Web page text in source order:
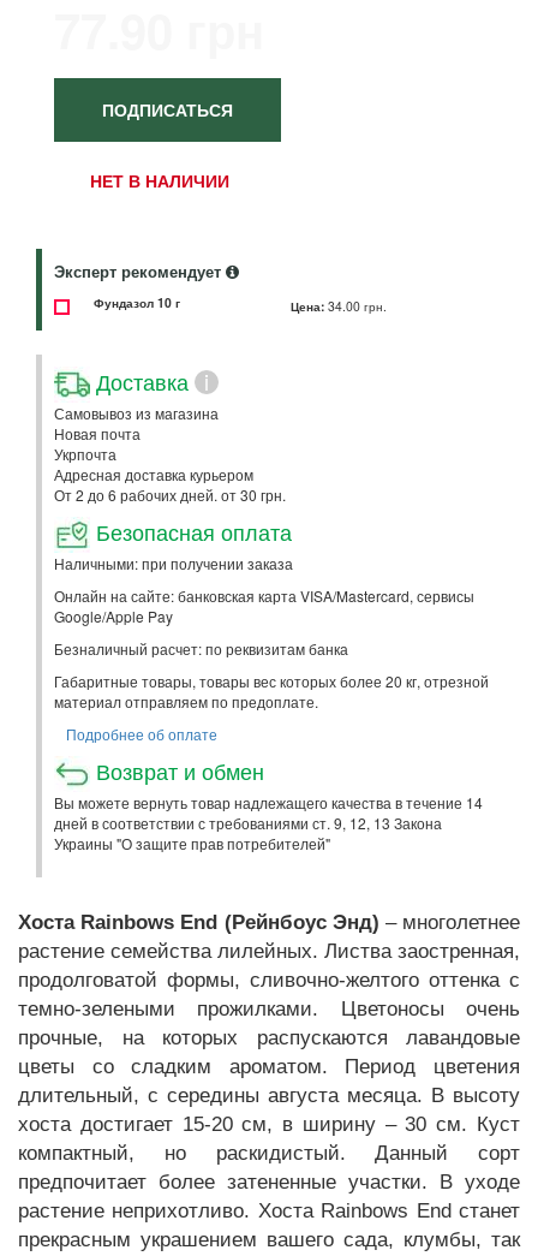
ПОДПИСАТЬСЯ
НЕТ В НАЛИЧИИ
Эксперт рекомендует
Фундазол 10 г Цена: 34.00 грн.
Доставка i
Самовывоз из магазина
Новая почта
Укрпочта
Адресная доставка курьером
От 2 до 6 рабочих дней. от 30 грн.
Безопасная оплата
Наличными: при получении заказа
Онлайн на сайте: банковская карта VISA/Mastercard, сервисы
Google/Apple Pay
Безналичный расчет: по реквизитам банка
Габаритные товары, товары вес которых более 20 кг, отрезной
материал отправляем по предоплате.
Подробнее об оплате
Возврат и обмен
Вы можете вернуть товар надлежащего качества в течение 14
дней в соответствии с требованиями ст. 9, 12, 13 Закона
Украины "О защите прав потребителей"
Хоста Rainbows End (Рейнбоус Энд) – многолетнее
растение семейства лилейных. Листва заостренная,
продолговатой формы, сливочно-желтого оттенка с
темно-зелеными прожилками. Цветоносы очень
прочные, на которых распускаются лавандовые
цветы со сладким ароматом. Период цветения
длительный, с середины августа месяца. В высоту
хоста достигает 15-20 см, в ширину – 30 см. Куст
компактный, но раскидистый. Данный сорт
предпочитает более затененные участки. В уходе
растение неприхотливо. Хоста Rainbows End станет
прекрасным украшением вашего сада, клумбы, так